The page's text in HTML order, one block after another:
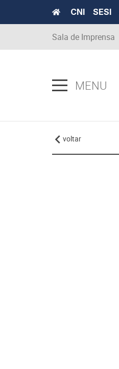
CNI SESI
Sala de Imprensa
MENU
voltar